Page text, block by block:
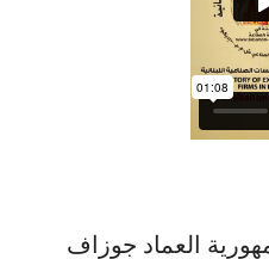
العماد جوزاف